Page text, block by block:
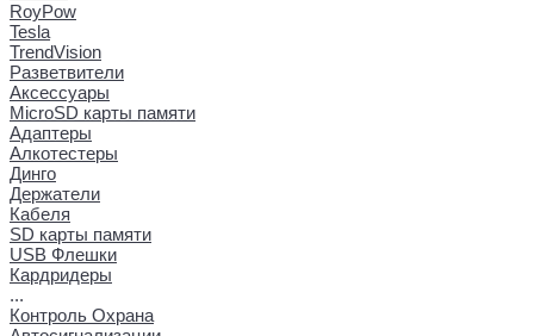
RoyPow
Tesla
TrendVision
Разветвители
Аксессуары
MicroSD карты памяти
Адаптеры
Алкотестеры
Динго
Держатели
Кабеля
SD карты памяти
USB Флешки
Кардридеры
...
Контроль Охрана